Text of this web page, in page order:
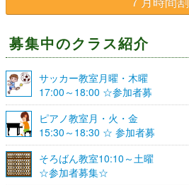
募集中のクラス紹介
サッカー教室月曜・木曜
17:00～18:00 ☆参加者募
集☆
ピアノ教室月・火・金
15:30～18:30 ☆ 参加者募
集☆
そろばん教室10:10～土曜
☆参加者募集☆